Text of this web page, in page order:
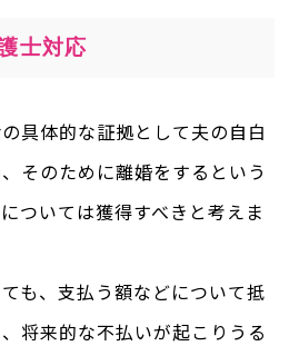
士対応
具体的な証拠として夫の自白
そのために離婚をするという
ついては獲得すべきと考えま
も、支払う額などについて抵
将来的な不払いが起こりうる